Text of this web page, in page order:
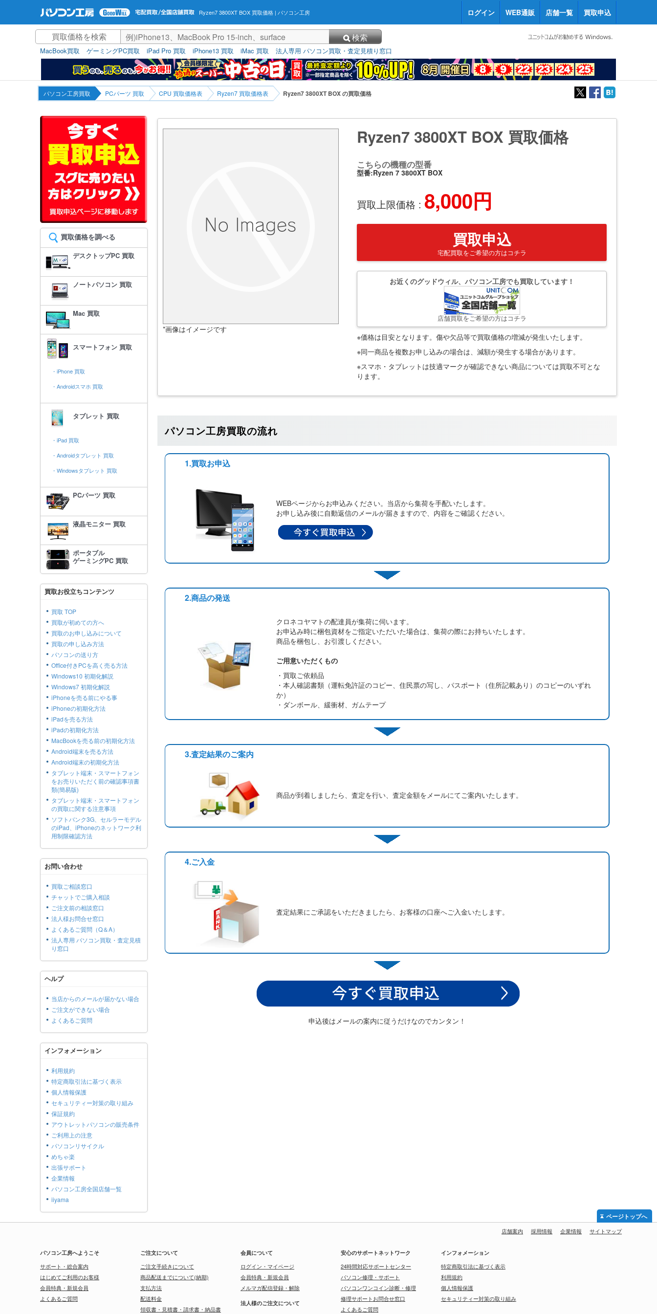
Ryzen7 3800XT BOX 買取価格 | パソコン工房 ログイン WEB通販 店舗一覧 買取申込
検索
MacBook買取 ゲーミングPC買取 iPad Pro 買取 iPhone13 買取 iMac 買取 法人専用 パソコン買取・査定見積り窓口
パソコン工房買取 PCパーツ 買取 CPU 買取価格表 Ryzen7 買取価格表 Ryzen7 3800XT BOX の買取価格
*画像はイメージです
Ryzen7 3800XT BOX 買取価格
こちらの機種の型番
型番:Ryzen 7 3800XT BOX
買取上限価格 : 8,000円
買取申込
宅配買取をご希望の方はコチラ
お近くのグッドウィル、パソコン工房でも買取しています！
店舗買取をご希望の方はコチラ
※価格は目安となります。傷や欠品等で買取価格の増減が発生いたします。
※同一商品を複数お申し込みの場合は、減額が発生する場合があります。
※スマホ・タブレットは技適マークが確認できない商品については買取不可とな
ります。
パソコン工房買取の流れ
1.買取お申込
WEBページからお申込みください。当店から集荷を手配いたします。
お申し込み後に自動返信のメールが届きますので、内容をご確認ください。
2.商品の発送
クロネコヤマトの配達員が集荷に伺います。
お申込み時に梱包資材をご指定いただいた場合は、集荷の際にお持ちいたします。
商品を梱包し、お引渡しください。
ご用意いただくもの
・買取ご依頼品
・本人確認書類（運転免許証のコピー、住民票の写し、パスポート（住所記載あり）のコピーのいずれ
か）
・ダンボール、緩衝材、ガムテープ
3.査定結果のご案内
商品が到着しましたら、査定を行い、査定金額をメールにてご案内いたします。
4.ご入金
査定結果にご承認をいただきましたら、お客様の口座へご入金いたします。
申込後はメールの案内に従うだけなのでカンタン！
買取価格を調べる
デスクトップPC 買取
ノートパソコン 買取
Mac 買取
スマートフォン 買取
・iPhone 買取
・Androidスマホ 買取
タブレット 買取
・iPad 買取
・Androidタブレット 買取
・Windowsタブレット 買取
PCパーツ 買取
液晶モニター 買取
ポータブル
ゲーミングPC 買取
買取お役立ちコンテンツ
買取 TOP
買取が初めての方へ
買取のお申し込みについて
買取の申し込み方法
パソコンの送り方
Office付きPCを高く売る方法
Windows10 初期化解説
Windows7 初期化解説
iPhoneを売る前にやる事
iPhoneの初期化方法
iPadを売る方法
iPadの初期化方法
MacBookを売る前の初期化方法
Android端末を売る方法
Android端末の初期化方法
タブレット端末・スマートフォン
をお売りいただく前の確認事項書
類(簡易版)
タブレット端末・スマートフォン
の買取に関する注意事項
ソフトバンク3G、セルラーモデル
のiPad、iPhoneのネットワーク利
用制限確認方法
お問い合わせ
買取ご相談窓口
チャットでご購入相談
ご注文前の相談窓口
法人様お問合せ窓口
よくあるご質問（Q＆A）
法人専用 パソコン買取・査定見積
り窓口
ヘルプ
当店からのメールが届かない場合
ご注文ができない場合
よくあるご質問
インフォメーション
利用規約
特定商取引法に基づく表示
個人情報保護
セキュリティー対策の取り組み
保証規約
アウトレットパソコンの販売条件
ご利用上の注意
パソコンリサイクル
めちゃ楽
出張サポート
企業情報
パソコン工房全国店舗一覧
iiyama
店舗案内 採用情報 企業情報 サイトマップ
パソコン工房へようこそ
サポート・総合案内
はじめてご利用のお客様
会員特典・新規会員
よくあるご質問
ご注文について
ご注文手続きについて
商品配送までについて(納期)
支払方法
配送料金
領収書・見積書・請求書・納品書
会員について
ログイン・マイページ
会員特典・新規会員
メルマガ配信登録・解除
法人様のご注文について
安心のサポートネットワーク
24時間対応サポートセンター
パソコン修理・サポート
パソコンワンコイン診断・修理
修理サポートお問合せ窓口
よくあるご質問
インフォメーション
特定商取引法に基づく表示
利用規約
個人情報保護
セキュリティー対策の取り組み
ページトップへ